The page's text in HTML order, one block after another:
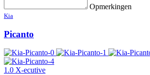
Opmerkingen
Kia
Picanto
1.0 X-ecutive